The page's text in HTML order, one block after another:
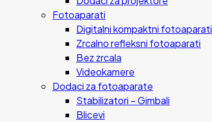
Fotoaparati
Digitalni kompaktni fotoaparati
Zrcalno refleksni fotoaparati
Bez zrcala
Videokamere
Dodaci za fotoaparate
Stabilizatori – Gimbali
Blicevi